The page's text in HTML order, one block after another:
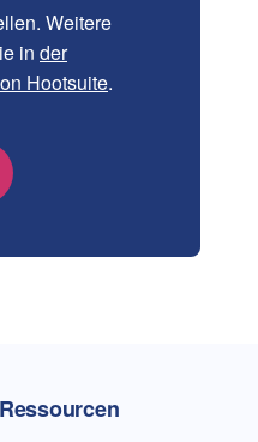
Weitere
in der
Hootsuite.
Ressourcen